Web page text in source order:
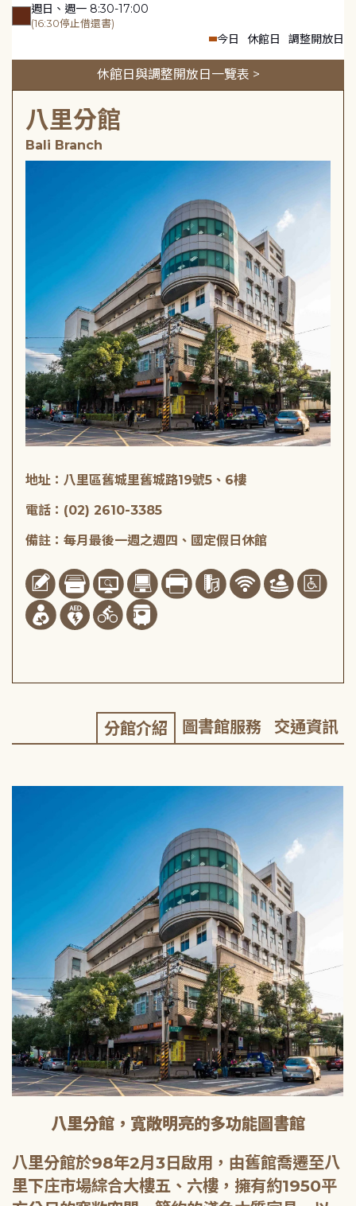
週日、週一 8:30-17:00
(16:30停止借還書)
今日 休館日 調整開放日
休館日與調整開放日一覽表 >
八里分館
Bali Branch
地址：八里區舊城里舊城路19號5、6樓
電話：(02) 2610-3385
備註：每月最後一週之週四、國定假日休館
分館介紹 圖書館服務 交通資訊
八里分館，寬敞明亮的多功能圖書館
八里分館於98年2月3日啟用，由舊館喬遷至八
里下庄市場綜合大樓五、六樓，擁有約1950平